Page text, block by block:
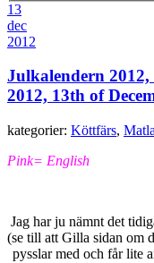
13
dec
2012
Julkalendern
2012, 13th of
kategorier: Köttfärs,
Pink= English
Jag har ju nämnt det
(se till att Gilla sidan om
pysslar med och får lite